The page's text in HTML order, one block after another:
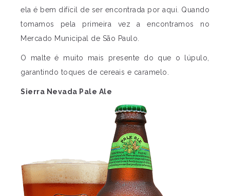
ela é bem difícil de ser encontrada por aqui. Quando
tomamos pela primeira vez a encontramos no
Mercado Municipal de São Paulo.
O malte é muito mais presente do que o lúpulo,
garantindo toques de cereais e caramelo.
Sierra Nevada Pale Ale